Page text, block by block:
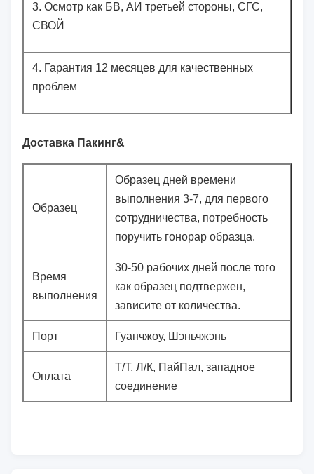
3. Осмотр как БВ, АИ третьей стороны, СГС,
СВОЙ
4. Гарантия 12 месяцев для качественных
проблем
Доставка Пакинг&
Образец
Образец дней времени
выполнения 3-7, для первого
сотрудничества, потребность
поручить гонорар образца.
Время
выполнения
30-50 рабочих дней после того
как образец подтвержен,
зависите от количества.
Порт Гуанчжоу, Шэньчжэнь
Оплата
Т/Т, Л/К, ПайПал, западное
соединение